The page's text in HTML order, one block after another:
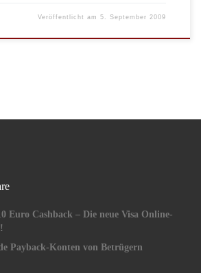
Veröffentlicht am5. September 2009
Euro Cashback – Die neue Visa Online-
Payback-Konten von Betrügern